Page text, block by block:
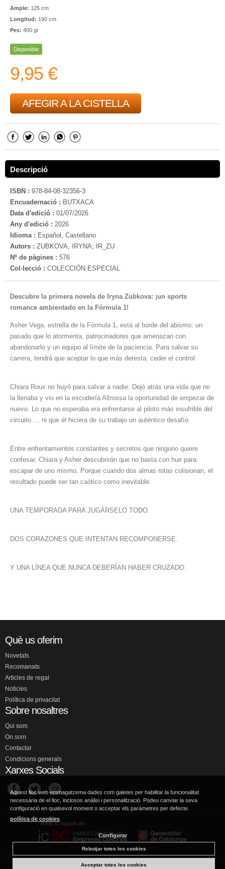
Ample: 125 cm
Longitud: 190 cm
Pes: 400 gr
Disponible
9,95 €
AFEGIR A LA CISTELLA
Descripció
ISBN : 978-84-08-32356-3
Encuadernació : BUTXACA
Data d'edició : 01/07/2026
Any d'edició : 2026
Idioma : Español, Castellano
Autors : ZUBKOVA, IRYNA; IR_ZU
Nº de pàgines : 576
Col·lecció : COLECCIÓN ESPECIAL
Descubre la primera novela de Iryna Zubkova: ¡un sports
romance ambientado en la Fórmula 1!
Asher Vega, estrella de la Fórmula 1, está al borde del abismo: un
pasado que lo atormenta, patrocinadores que amenazan con
abandonarlo y un equipo al límite de la paciencia. Para salvar su
carrera, tendrá que aceptar lo que más detesta: ceder el control.
Chiara Roux no huyó para salvar a nadie. Dejó atrás una vida que no
la llenaba y vio en la escudería Altrossa la oportunidad de empezar de
nuevo. Lo que no esperaba era enfrentarse al piloto más insufrible del
circuito…, ni que él hiciera de su trabajo un auténtico desafío.
Entre enfrentamientos constantes y secretos que ninguno quiere
confesar, Chiara y Asher descubrirán que no basta con huir para
escapar de uno mismo. Porque cuando dos almas rotas colisionan, el
resultado puede ser tan caótico como inevitable.
UNA TEMPORADA PARA JUGÁRSELO TODO.
DOS CORAZONES QUE INTENTAN RECOMPONERSE.
Y UNA LÍNEA QUE NUNCA DEBERÍAN HABER CRUZADO.
Què us oferim
Novetats
Recomanats
Articles de regal
Noticies
Política de privacitat
Sobre nosaltres
Qui som
On som
Contactar
Condicions generals
Xarxes Socials
Aquest lloc web emmagatzema dades com galetes per habilitar la funcionalitat
necessària de el lloc, inclosos anàlisi i personalització. Podeu canviar la seva
configuració en qualsevol moment o acceptar els paràmetres per defecte.
política de cookies
Configurar
Rebutjar totes les cookies
Acceptar totes les cookies